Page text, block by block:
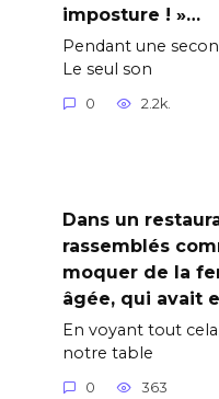
imposture ! »…
Pendant une
Le seul son
0 2.2k.
Dans un
rassemblés
moquer de la
âgée, qui avait
En voyant tout
notre table
0 363